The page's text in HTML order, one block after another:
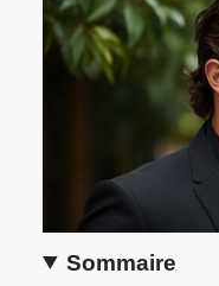
Sommaire